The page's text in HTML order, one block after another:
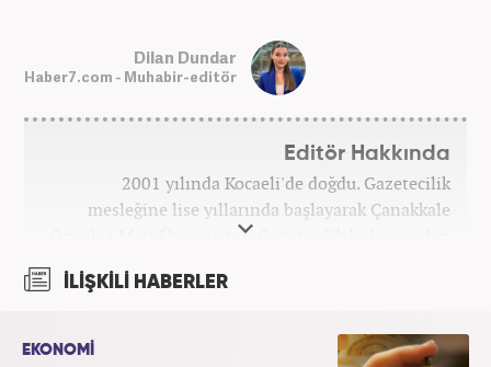
Dilan Dundar
Haber7.com - Muhabir-editör
Editör Hakkında
2001 yılında Kocaeli'de doğdu. Gazetecilik
mesleğine lise yıllarında başlayarak Çanakkale
Onsekiz Mart Üniversitesi Gazetecilik bölümünden
hayatında sunucu, editör, muhabir gibi birçok
'Özel Haberler Muhabiri' olarak devam etmektedir.
İLİŞKİLİ HABERLER
EKONOMİ